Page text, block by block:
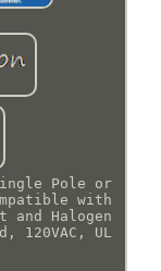
Pole or
with
and Halogen
120VAC, UL